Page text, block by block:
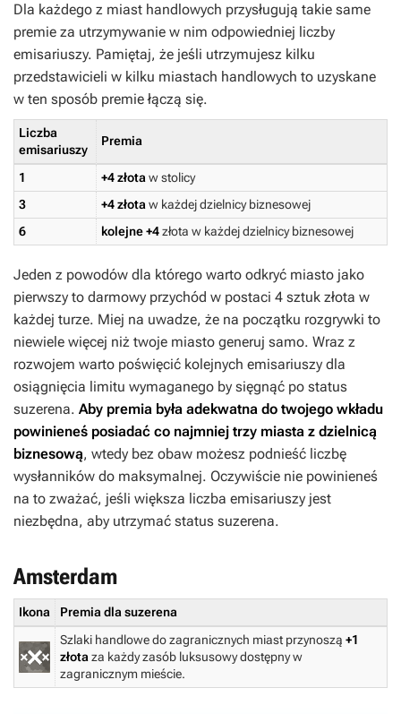
Dla każdego z miast handlowych przysługują takie same
premie za utrzymywanie w nim odpowiedniej liczby
emisariuszy. Pamiętaj, że jeśli utrzymujesz kilku
przedstawicieli w kilku miastach handlowych to uzyskane
w ten sposób premie łączą się.
Liczba
emisariuszy
Premia
1 +4 złota w stolicy
3
+4 złota w każdej dzielnicy biznesowej
6
kolejne +4złota w każdej dzielnicy biznesowej
Jeden z powodów dla którego warto odkryć miasto jako
pierwszy to darmowy przychód w postaci 4 sztuk złota w
każdej turze. Miej na uwadze, że na początku rozgrywki to
niewiele więcej niż twoje miasto generuj samo. Wraz z
rozwojem warto poświęcić kolejnych emisariuszy dla
osiągnięcia limitu wymaganego by sięgnąć po status
suzerena. Aby premia była adekwatna do twojego wkładu
powinieneś posiadać co najmniej trzy miasta z dzielnicą
biznesową, wtedy bez obaw możesz podnieść liczbę
wysłanników do maksymalnej. Oczywiście nie powinieneś
na to zważać, jeśli większa liczba emisariuszy jest
niezbędna, aby utrzymać status suzerena.
Amsterdam
Ikona
Premia dla suzerena
Szlaki handlowe do zagranicznych miast przynoszą +1
złota za każdy zasób luksusowy dostępny w
zagranicznym mieście.